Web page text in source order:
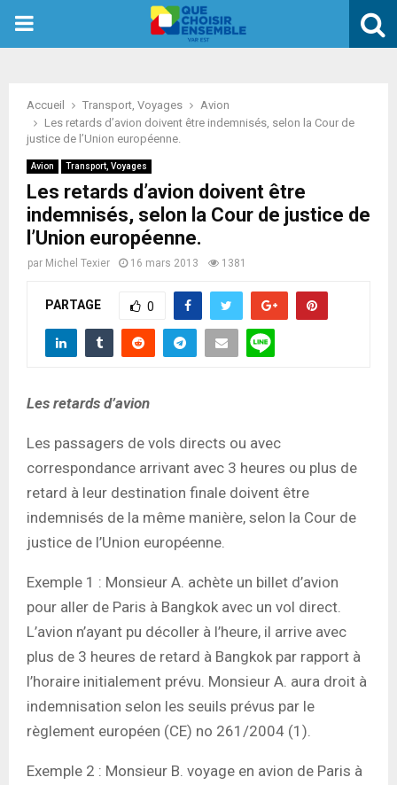
PRIMARY
Accueil Transport, Voyages
Avion
Les retards d’avion doivent être indemnisés, selon la Cour de
justice de l’Union européenne.
Avion Transport, Voyages
Les retards d’avion doivent être
indemnisés, selon la Cour de justice de
l’Union européenne.
par Michel Texier 16 mars 2013 1381
PARTAGE 0
Les retards d’avion
Les passagers de vols directs ou avec
correspondance arrivant avec 3 heures ou plus de
retard à leur destination finale doivent être
indemnisés de la même manière, selon la Cour de
justice de l’Union européenne.
Exemple 1 : Monsieur A. achète un billet d’avion
pour aller de Paris à Bangkok avec un vol direct.
L’avion n’ayant pu décoller à l’heure, il arrive avec
plus de 3 heures de retard à Bangkok par rapport à
l’horaire initialement prévu. Monsieur A. aura droit à
indemnisation selon les seuils prévus par le
règlement européen (CE) no 261/2004 (1).
Exemple 2 : Monsieur B. voyage en avion de Paris à